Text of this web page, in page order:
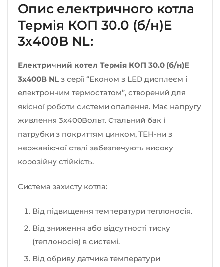
Опис електричного котла
Термія КОП 30.0 (б/н)Е
3х400В NL:
Електричний котел Термія КОП 30.0 (б/н)Е
3х400В NL з серії “Економ з LED дисплеєм і
електронним термостатом”, створений для
якісної роботи системи опалення. Має напругу
живлення 3х400Вольт. Стальний бак і
патрубки з покриттям цинком, ТЕН-ни з
нержавіючої сталі забезпечують високу
корозійну стійкість.
Система захисту котла:
Від підвищення температури теплоносія.
Від зниження або відсутності тиску
(теплоносія) в системі.
Від обриву датчика температури